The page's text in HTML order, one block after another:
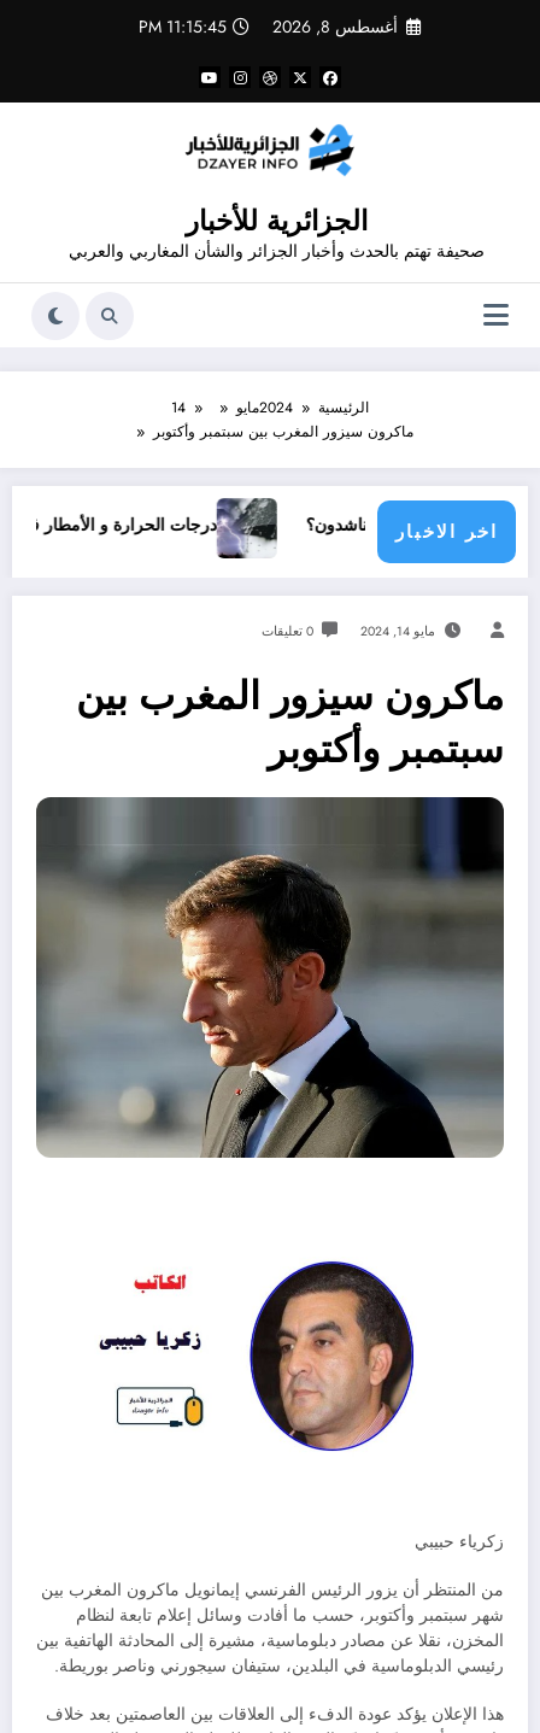
أغسطس 8, 2026 11:15:45 PM
الجزائرية للأخبار
صحيفة تهتم بالحدث وأخبار الجزائر والشأن المغاربي والعربي
الرئيسية 2024مايو
14
ماكرون سيزور المغرب بين سبتمبر وأكتوبر
اخر الاخبار
دولي يناشدون؟ درجات الحرارة و الأمطار في سبتمبر 2026 في الجزائر
مايو 14, 2024 0 تعليقات
ماكرون سيزور المغرب بين
سبتمبر وأكتوبر
زكرياء حبيبي
من المنتظر أن يزور الرئيس الفرنسي إيمانويل ماكرون المغرب بين
شهر سبتمبر وأكتوبر، حسب ما أفادت وسائل إعلام تابعة لنظام
المخزن، نقلا عن مصادر دبلوماسية، مشيرة إلى المحادثة الهاتفية بين
رئيسي الدبلوماسية في البلدين، ستيفان سيجورني وناصر بوريطة.
هذا الإعلان يؤكد عودة الدفء إلى العلاقات بين العاصمتين بعد خلاف